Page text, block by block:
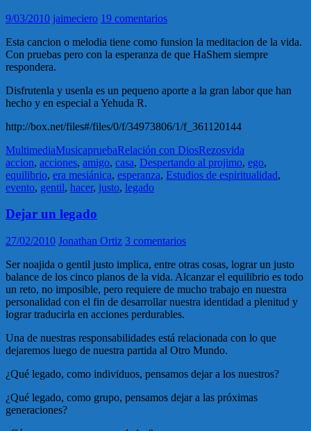
9/03/2010 jaimeciero 19 comentarios
Esta cancion o melodia tiene como funsion la meditacion de la vida.
Con pruebas pero con la esperanza de que HaShem siempre
respondera.
Disfrutenla y usenla es un pequeno aporte a la gran labor que han
hecho y en especial a Yehuda R.
http://box.net/files#/files/0/f/34973806/1/f_361120144
MultimediaMusicapruebaRelación con DiosRezosvida
accion, acciones, amigo, casa, Despertando al projimo, ego,
equilibrio, era mesiánica, esperanza, Estudios de espiritualidad,
evento, gentil, hacer, justo, legado
Dejar un legado
27/02/2010 Jonathan Ortiz 3 comentarios
Ser noajida o gentil justo implica, entre otras cosas, lograr un justo
balance de los cinco planos de la vida. Alcanzar el equilibrio es todo
un reto, no imposible, pero requiere de mucho trabajo en nuestra
personalidad con el fin de desarrollar nuestra identidad a plenitud y
lograr traducirla en acciones perdurables.
Una de nuestras responsabilidades está relacionada con lo que
dejaremos luego de nuestra partida al Otro Mundo.
¿Qué legado, como individuos, pensamos dejar a los nuestros?
¿Qué legado, como grupo, pensamos dejar a las próximas
generaciones?